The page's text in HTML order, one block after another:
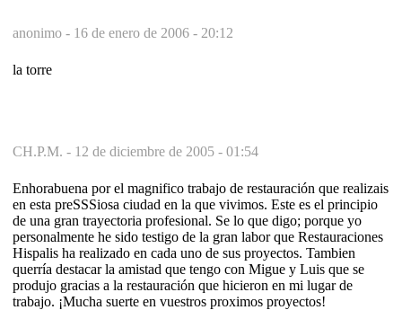
anonimo - 16 de enero de 2006 - 20:12
la torre
CH.P.M. - 12 de diciembre de 2005 - 01:54
Enhorabuena por el magnifico trabajo de restauración que realizais
en esta preSSSiosa ciudad en la que vivimos. Este es el principio
de una gran trayectoria profesional. Se lo que digo; porque yo
personalmente he sido testigo de la gran labor que Restauraciones
Hispalis ha realizado en cada uno de sus proyectos. Tambien
querría destacar la amistad que tengo con Migue y Luis que se
produjo gracias a la restauración que hicieron en mi lugar de
trabajo. ¡Mucha suerte en vuestros proximos proyectos!